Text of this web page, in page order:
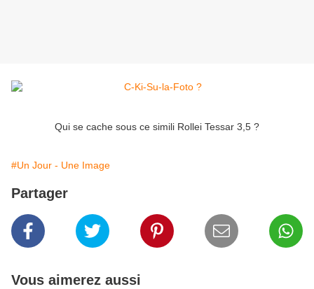
Qui se cache sous ce simili Rollei Tessar 3,5 ?
#Un Jour - Une Image
Partager
Vous aimerez aussi